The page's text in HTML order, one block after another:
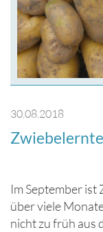
30.08.2018
Zwiebelernte
Im September
über viele
nicht zu früh aus